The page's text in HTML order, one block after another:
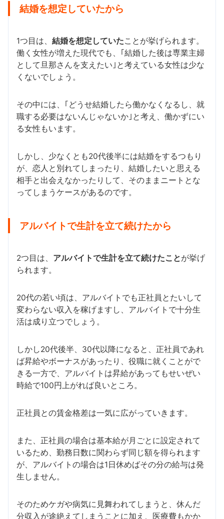
結婚を想定していたから
1つ目は、 結婚を想定していたことが挙げられます。
働く女性が増えた現代でも、｢結婚した後は専業主婦
として旦那さんを支えたい｣と考えている女性は少な
くないでしょう。
その中には、｢どうせ結婚したら働かなくなるし、就
職する必要はないんじゃないか｣と考え、働かずにい
る女性もいます。
しかし、少なくとも20代後半には結婚をするつもり
が、恋人と別れてしまったり、結婚したいと思える
相手と出会えなかったりして、そのままニートとな
ってしまうケースがあるのです。
アルバイトで生計を立て続けたから
2つ目は、 アルバイトで生計を立て続けたことが挙げ
られます。
20代の若い頃は、アルバイトでも正社員とたいして
変わらない収入を稼げますし、アルバイトで十分生
活は成り立つでしょう。
しかし20代後半、30代以降になると、正社員であれ
ば昇給やボーナスがあったり、役職に就くことがで
きる一方で、アルバイトは昇給があってもせいぜい
時給で100円上がれば良いところ。
正社員との賃金格差は一気に広がっていきます。
また、正社員の場合は基本給が月ごとに設定されて
いるため、勤務日数に関わらず同じ額を得られます
が、アルバイトの場合は1日休めばその分の給与は発
生しません。
そのためケガや病気に見舞われてしまうと、休んだ
分収入が途絶えてしまうことに加え、医療費もかか